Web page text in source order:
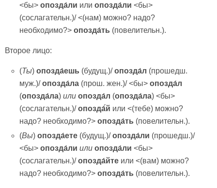
<бы>опозда́ли илиопозда́ли <бы>
(сослагательн.)/ <(нам) можно? надо?
необходимо?>опозда́ть (повелительн.).
Второе лицо:
(Ты)опозда́ешь (будущ.)/опозда́л (прошедш.
муж.)/опозда́ла (прош. жен.)/ <бы>опозда́л
(опозда́ла)или опозда́л (опозда́ла) <бы>
(сослагательн.)/опозда́́й или <(тебе) можно?
надо? необходимо?>опозда́ть (повелительн.).
(Вы)опозда́ете (будущ.)/опозда́ли (прошедш.)/
<бы>опозда́ли или опозда́ли <бы>
(сослагательн.)/опозда́йте или <(вам) можно?
надо? необходимо?>опозда́ть (повелительн.).